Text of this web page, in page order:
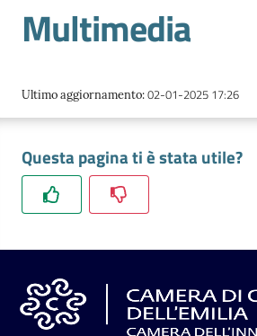
Gestire
l'impresa
e
territorio
Tutelare
l'Impresa
Multimedia
Ultimo aggiornamento:02-01-2025 17:26
Questa pagina ti è stata utile?